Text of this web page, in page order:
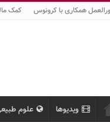
همکاری با کرونوس کمک
ویدیوها علوم